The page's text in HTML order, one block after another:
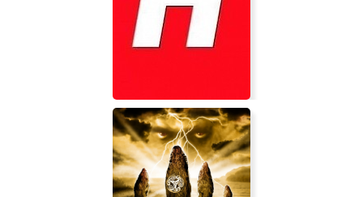
Premium Play Darkness